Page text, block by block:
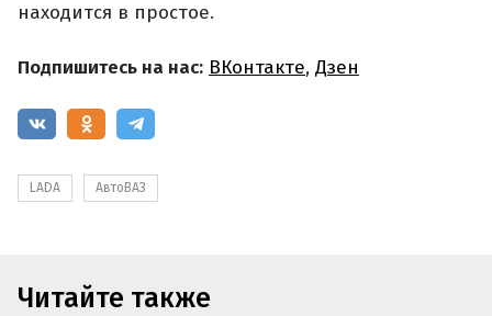
находится в простое.
Подпишитесь на нас: ВКонтакте, Дзен
LADA АвтоВАЗ
Читайте также